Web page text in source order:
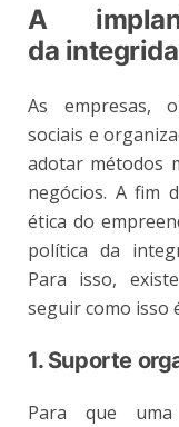
A
da
As empresas,
sociais e
adotar métodos
negócios. A fim
ética do
política da
Para isso,
seguir como isso
1. Suporte
Para que